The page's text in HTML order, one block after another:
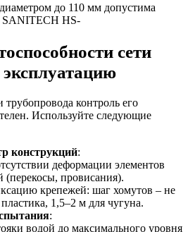
до 110 мм допустима
SANITECH HS-
сети
контроль его
Используйте следующие
конструкций:
деформации элементов
(перекосы, провисания).
крепежей: шаг хомутов – не
1,5–2 м для чугуна.
:
водой до максимального уровня